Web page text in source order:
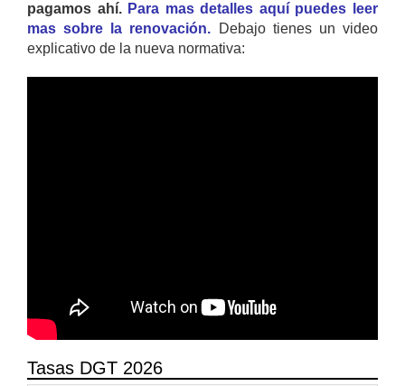
pagamos ahí. Para mas detalles aquí puedes leer
mas sobre la renovación. Debajo tienes un video
explicativo de la nueva normativa:
Tasas DGT 2026